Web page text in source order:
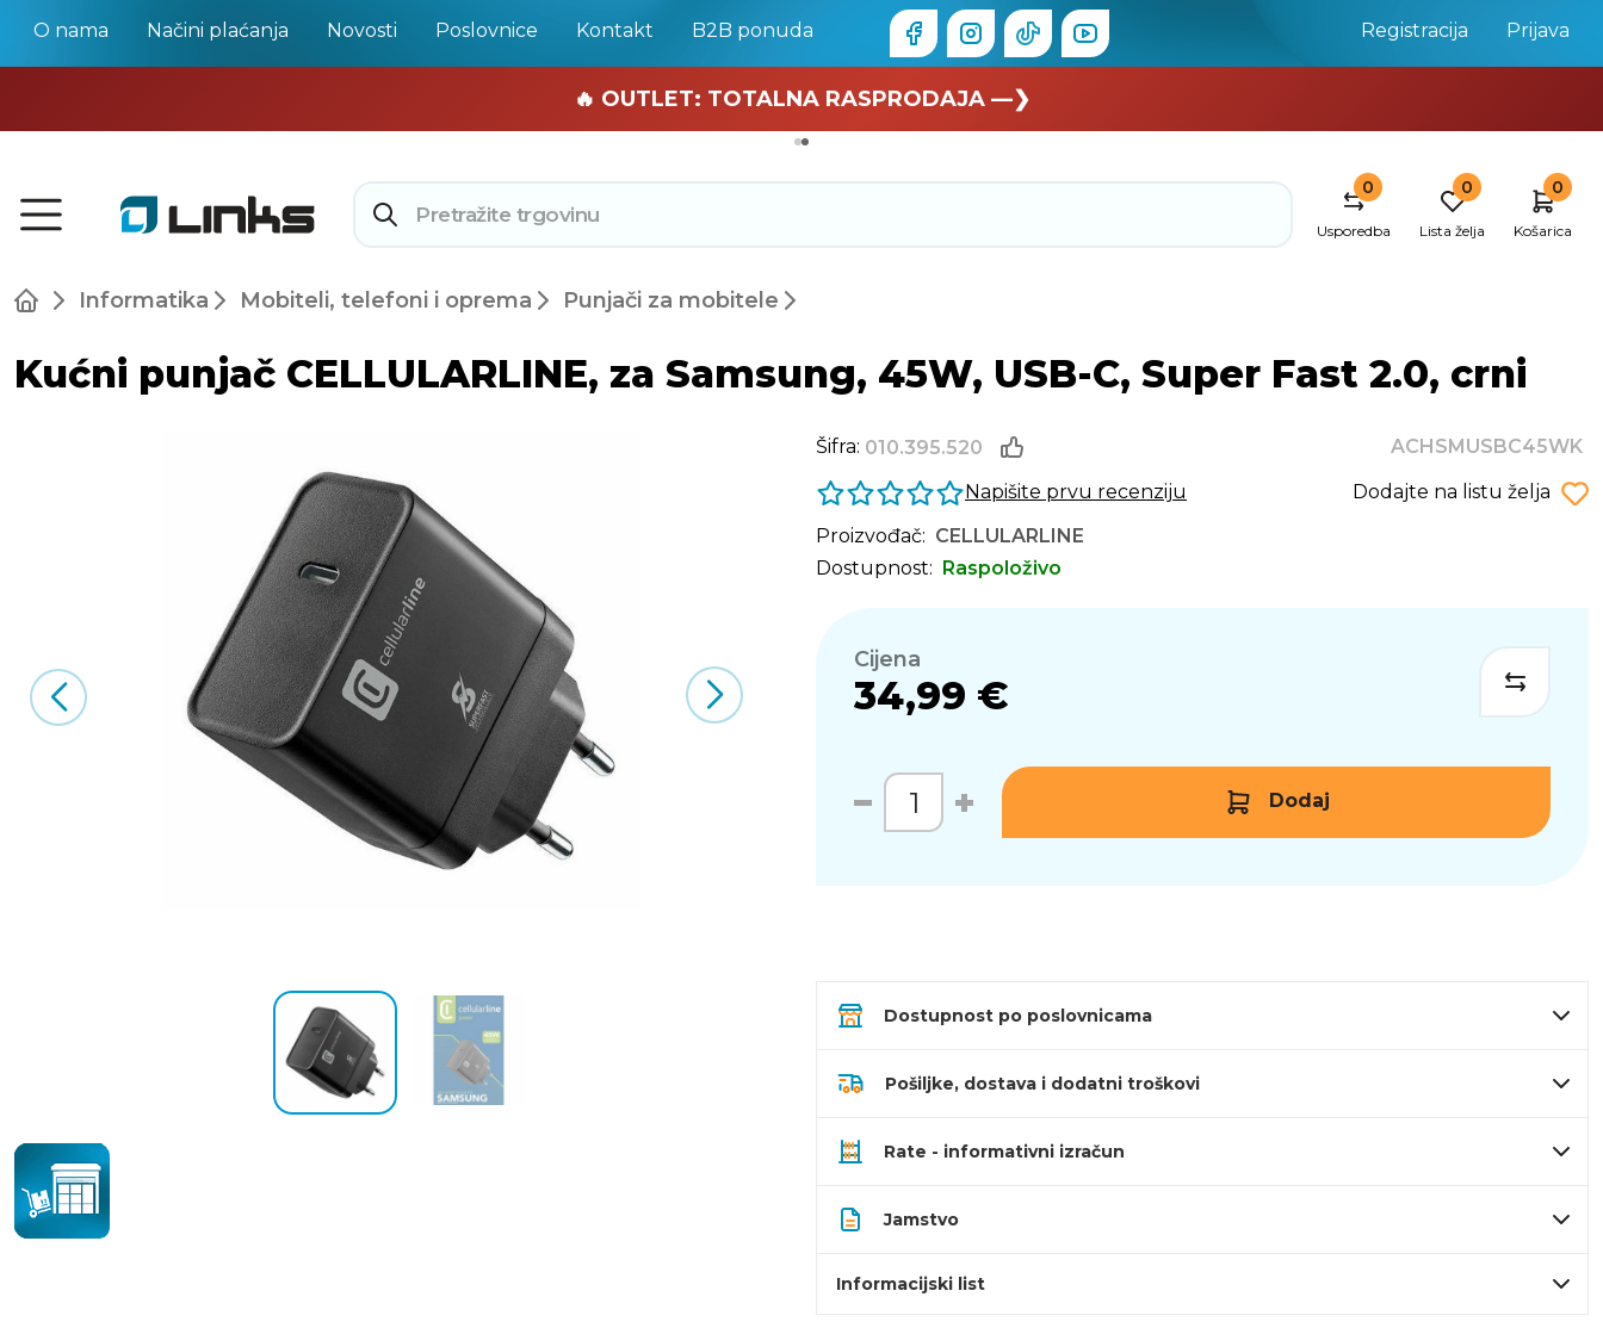
O nama Načini plaćanja Novosti Poslovnice Kontakt B2B ponuda Registracija Prijava
🏄 Zaslužuješ odmor —❯
🔥 OUTLET: TOTALNA RASPRODAJA —❯
0
Usporedba
0
Lista želja
0
Košarica
Informatika Mobiteli, telefoni i oprema Punjači za mobitele
Kućni punjač CELLULARLINE, za Samsung, 45W, USB-C, Super Fast 2.0, crni
Šifra: 010.395.520
ACHSMUSBC45WK
Napišite prvu recenziju
Dodajte na listu želja
Proizvođač: CELLULARLINE
Dostupnost: Raspoloživo
Cijena
34,99 €
Dodaj
Dostupnost po poslovnicama
Pošiljke, dostava i dodatni troškovi
Rate - informativni izračun
Jamstvo
Informacijski list